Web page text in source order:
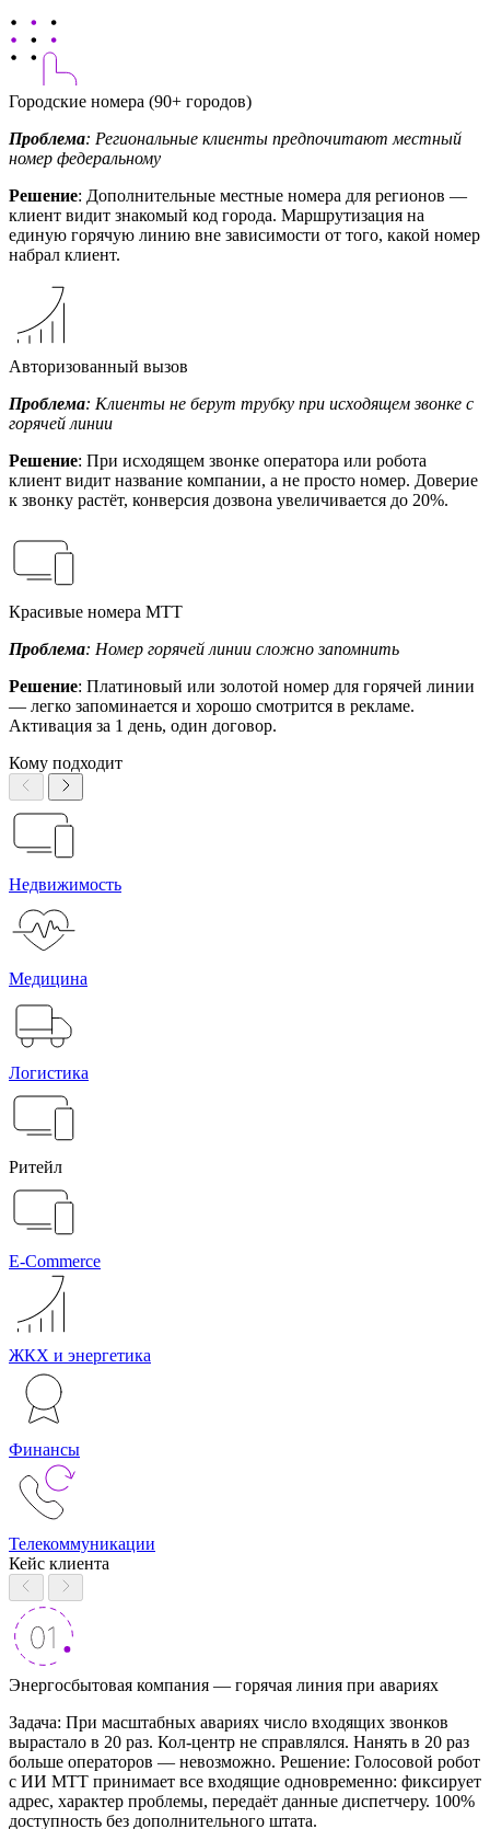
Городские номера (90+ городов)
Проблема: Региональные клиенты предпочитают местный
номер федеральному
Решение: Дополнительные местные номера для регионов —
клиент видит знакомый код города. Маршрутизация на
единую горячую линию вне зависимости от того, какой номер
набрал клиент.
Авторизованный вызов
Проблема: Клиенты не берут трубку при исходящем звонке с
горячей линии
Решение: При исходящем звонке оператора или робота
клиент видит название компании, а не просто номер. Доверие
к звонку растёт, конверсия дозвона увеличивается до 20%.
Красивые номера МТТ
Проблема: Номер горячей линии сложно запомнить
Решение: Платиновый или золотой номер для горячей линии
— легко запоминается и хорошо смотрится в рекламе.
Активация за 1 день, один договор.
Кому подходит
Недвижимость
Медицина
Логистика
Ритейл
E-Commerce
ЖКХ и энергетика
Финансы
Телекоммуникации
Кейс клиента
Энергосбытовая компания — горячая линия при авариях
Задача: При масштабных авариях число входящих звонков
вырастало в 20 раз. Кол-центр не справлялся. Нанять в 20 раз
больше операторов — невозможно. Решение: Голосовой робот
с ИИ МТТ принимает все входящие одновременно: фиксирует
адрес, характер проблемы, передаёт данные диспетчеру. 100%
доступность без дополнительного штата.